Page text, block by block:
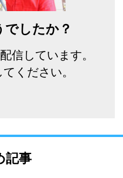
でしたか？
信しています。
ください。
記事